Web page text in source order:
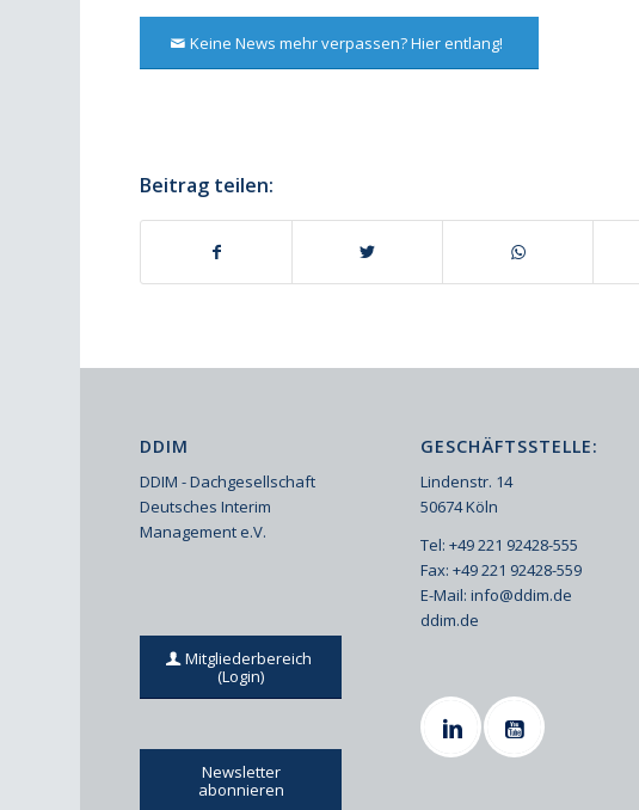
Keine News mehr verpassen? Hier entlang!
Beitrag teilen:
DDIM
DDIM - Dachgesellschaft
Deutsches Interim
Management e.V.
Mitgliederbereich
(Login)
Newsletter
abonnieren
GESCHÄFTSSTELLE:
Lindenstr. 14
50674 Köln
Tel: +49 221 92428-555
Fax: +49 221 92428-559
E-Mail:info@ddim.de
ddim.de